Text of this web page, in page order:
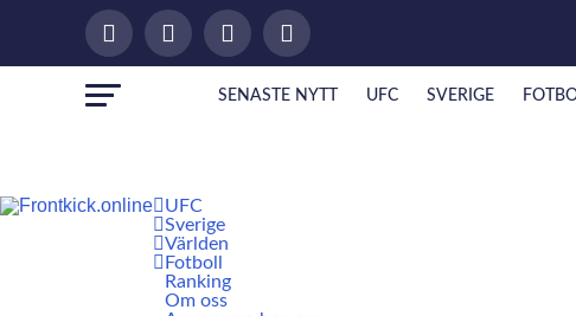
SENASTE NYTT UFC SVERIGE
UFC
Sverige
Världen
Fotboll
Ranking
Om oss